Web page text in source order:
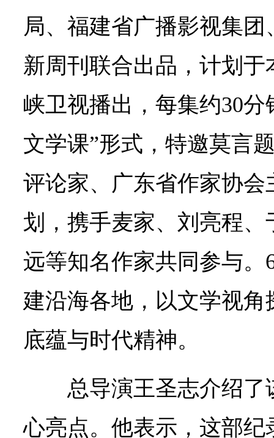
局、福建省广播影视集
新周刊联合出品，计划
峡卫视播出，每集约30
文学课”形式，特邀莫言
评论家、广东省作家协
划，携手麦家、刘亮程
远等知名作家共同参与。
建沿海各地，以文学视
底蕴与时代精神。
总导演王圣志介绍
心亮点。他表示，这部